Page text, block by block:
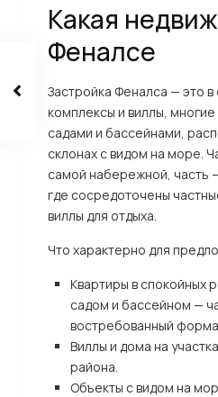
Какая
Феналсе
Застройка Феналса — это
комплексы и виллы,
садами и бассейнами,
склонах с видом на море.
самой набережной, часть
где сосредоточены
виллы для отдыха.
Что характерно для
Квартиры в спокойных
садом и бассейном —
востребованный
Виллы и дома на
района.
Объекты с видом на